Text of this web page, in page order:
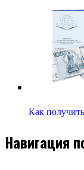
Как
Навигация